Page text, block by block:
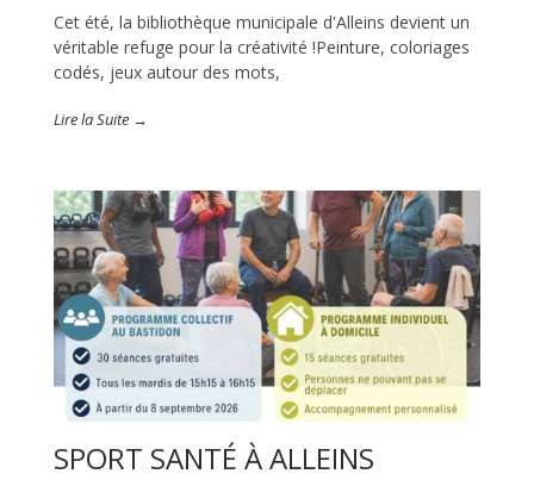
Cet été, la bibliothèque municipale d'Alleins devient un
véritable refuge pour la créativité !Peinture, coloriages
codés, jeux autour des mots,
Lire la Suite →
SPORT SANTÉ À ALLEINS